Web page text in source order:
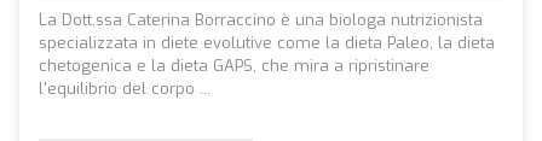
La Dott.ssa Caterina Borraccino è una biologa nutrizionista
specializzata in diete evolutive come la dieta Paleo, la dieta
chetogenica e la dieta GAPS, che mira a ripristinare
l'equilibrio del corpo ...